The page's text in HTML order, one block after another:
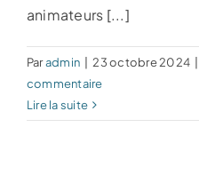
animateurs [...]
Paradmin 23 octobre 2024
commentaire
Lire la suite